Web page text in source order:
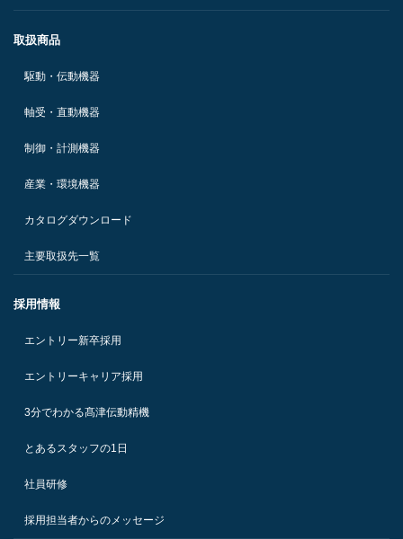
取扱商品
駆動・伝動機器
軸受・直動機器
制御・計測機器
産業・環境機器
カタログダウンロード
主要取扱先一覧
採用情報
エントリー新卒採用
エントリーキャリア採用
3分でわかる髙津伝動精機
とあるスタッフの1日
社員研修
採用担当者からのメッセージ